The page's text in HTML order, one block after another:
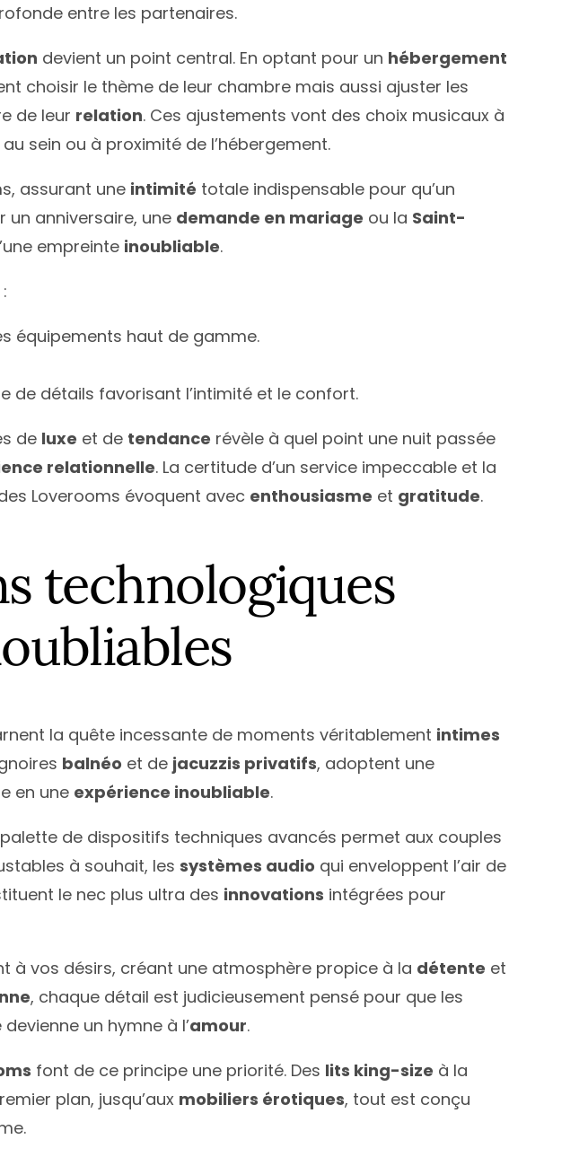
entre les partenaires.
devient un point central. En optant pour un hébergement
choisir le thème de leur chambre mais aussi ajuster les
de leur relation. Ces ajustements vont des choix musicaux à
sein ou à proximité de l’hébergement.
assurant une intimité totale indispensable pour qu’un
un anniversaire, une demande en mariage ou la Saint-
empreinte inoubliable.
équipements haut de gamme.
de détails favorisant l’intimité et le confort.
de luxe et de tendance révèle à quel point une nuit passée
relationnelle. La certitude d’un service impeccable et la
Loverooms évoquent avec enthousiasme et gratitude.
technologiques
la quête incessante de moments véritablement intimes
balnéo et de jacuzzis privatifs, adoptent une
en une expérience inoubliable.
de dispositifs techniques avancés permet aux couples
à souhait, lessystèmes audio qui enveloppent l’air de
le nec plus ultra des innovations intégrées pour
à vos désirs, créant une atmosphère propice à la détente et
, chaque détail est judicieusement pensé pour que les
un hymne à l’amour.
font de ce principe une priorité. Des lits king-size à la
plan, jusqu’aux mobiliers érotiques, tout est conçu